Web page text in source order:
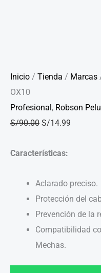
Inicio / Tienda / Marcas
OX10
Profesional, Robson
S/90.00 S/14.99
Características:
Aclarado preciso.
Protección del
Prevención de la
Compatibilidad
Mechas.